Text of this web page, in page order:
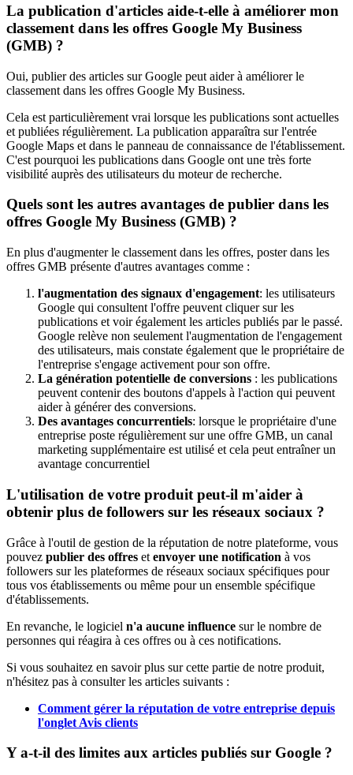
La publication d'articles aide-t-elle à améliorer mon
classement dans les offres Google My Business
(GMB) ?
Oui, publier des articles sur Google peut aider à améliorer le
classement dans les offres Google My Business.
Cela est particulièrement vrai lorsque les publications sont actuelles
et publiées régulièrement. La publication apparaîtra sur l'entrée
Google Maps et dans le panneau de connaissance de l'établissement.
C'est pourquoi les publications dans Google ont une très forte
visibilité auprès des utilisateurs du moteur de recherche.
Quels sont les autres avantages de publier dans les
offres Google My Business (GMB) ?
En plus d'augmenter le classement dans les offres, poster dans les
offres GMB présente d'autres avantages comme :
l'augmentation des signaux d'engagement: les utilisateurs
Google qui consultent l'offre peuvent cliquer sur les
publications et voir également les articles publiés par le passé.
Google relève non seulement l'augmentation de l'engagement
des utilisateurs, mais constate également que le propriétaire de
l'entreprise s'engage activement pour son offre.
La génération potentielle de conversions : les publications
peuvent contenir des boutons d'appels à l'action qui peuvent
aider à générer des conversions.
Des avantages concurrentiels: lorsque le propriétaire d'une
entreprise poste régulièrement sur une offre GMB, un canal
marketing supplémentaire est utilisé et cela peut entraîner un
avantage concurrentiel
L'utilisation de votre produit peut-il m'aider à
obtenir plus de followers sur les réseaux sociaux ?
Grâce à l'outil de gestion de la réputation de notre plateforme, vous
pouvez publier des offres et envoyer une notification à vos
followers sur les plateformes de réseaux sociaux spécifiques pour
tous vos établissements ou même pour un ensemble spécifique
d'établissements.
En revanche, le logiciel n'a aucune influence sur le nombre de
personnes qui réagira à ces offres ou à ces notifications.
Si vous souhaitez en savoir plus sur cette partie de notre produit,
n'hésitez pas à consulter les articles suivants :
Comment gérer la réputation de votre entreprise depuis
l'onglet Avis clients
Y a-t-il des limites aux articles publiés sur Google ?